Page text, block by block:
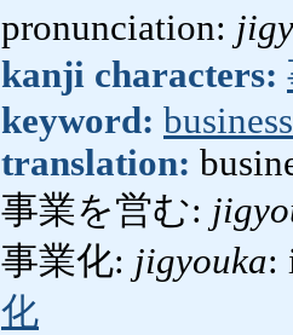
pronunciation:
kanji characters:
keyword: business
translation:
事業を営む:
事業化: jigyouka:
化